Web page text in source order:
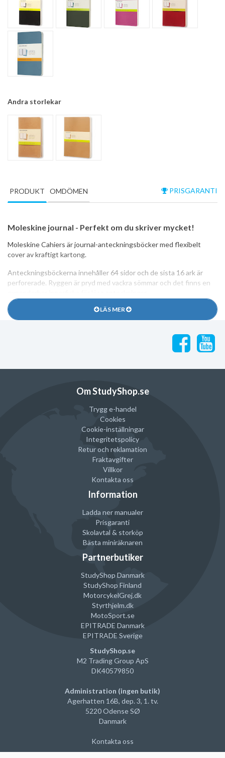
Andra storlekar
PRISGARANTI
PRODUKT OMDÖMEN
Moleskine journal - Perfekt om du skriver mycket!
Moleskine Cahiers är journal-anteckningsböcker med flexibelt
cover av kraftigt kartong.
Anteckningsböckerna innehåller 64 sidor och de sista 16 ark är
perforerade. Ryggen är pryd med vackra sömmar och det finns en
Passar utmärkt för den som vill ha en anteckningsbok per ämne,
per projekt eller bara skriver mycket och ofta!
Flexibelt, kraftigt omslag
Large (13 x 21 cm)
Tydliga sömmar
70 g/m² syrefritt papper
Expanderbar innerficka för lösa papper
Innehåller historien om Moleskine
FSC®-certifierad
LÄS MER
Om StudyShop.se
Trygg e-handel
Cookies
Cookie-inställningar
Integritetspolicy
Retur och reklamation
Fraktavgifter
Villkor
Kontakta oss
Information
Ladda ner manualer
Prisgaranti
Skolavtal & storköp
Bästa miniräknaren
Partnerbutiker
StudyShop Danmark
StudyShop Finland
MotorcykelGrej.dk
Styrthjelm.dk
MotoSport.se
EPITRADE Danmark
EPITRADE Sverige
StudyShop.se
M2 Trading Group ApS
DK40579850
Administration (ingen butik)
Agerhatten 16B, dep. 3, 1. tv.
5220 Odense SØ
Danmark
Kontakta oss